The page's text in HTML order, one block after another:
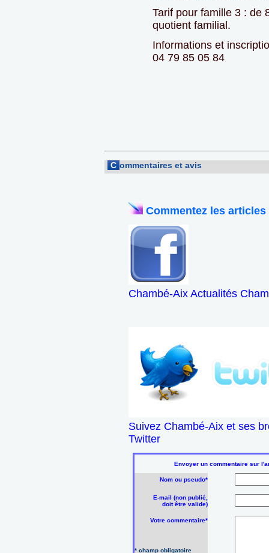
Tarif pour famille 3 : de
quotient familial.
Informations et
04 79 85 05 84
C ommentaires et avis
Commentez les
Chambé-Aix Actualités
Suivez Chambé-Aix et ses
Twitter
Envoyer un commentaire sur
Nom ou pseudo*
E-mail (non publié,
doit être valide)
Votre commentaire*
* champ obligatoire